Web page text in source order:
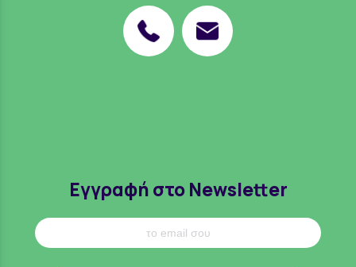
Εγγραφή στο Newsletter